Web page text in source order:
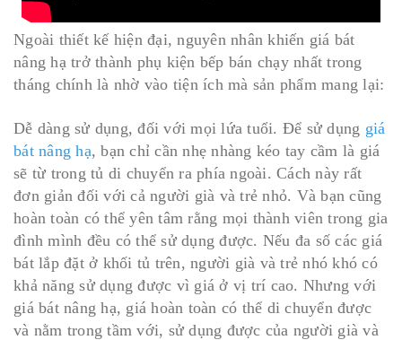
Ngoài thiết kế hiện đại, nguyên nhân khiến giá bát
nâng hạ trở thành phụ kiện bếp bán chạy nhất trong
tháng chính là nhờ vào tiện ích mà sản phẩm mang lại:
Dễ dàng sử dụng, đối với mọi lứa tuổi. Để sử dụng giá
bát nâng hạ, bạn chỉ cần nhẹ nhàng kéo tay cầm là giá
sẽ từ trong tủ di chuyển ra phía ngoài. Cách này rất
đơn giản đối với cả người già và trẻ nhỏ. Và bạn cũng
hoàn toàn có thể yên tâm rằng mọi thành viên trong gia
đình mình đều có thể sử dụng được. Nếu đa số các giá
bát lắp đặt ở khối tủ trên, người già và trẻ nhó khó có
khả năng sử dụng được vì giá ở vị trí cao. Nhưng với
giá bát nâng hạ, giá hoàn toàn có thể di chuyển được
và nằm trong tầm với, sử dụng được của người già và